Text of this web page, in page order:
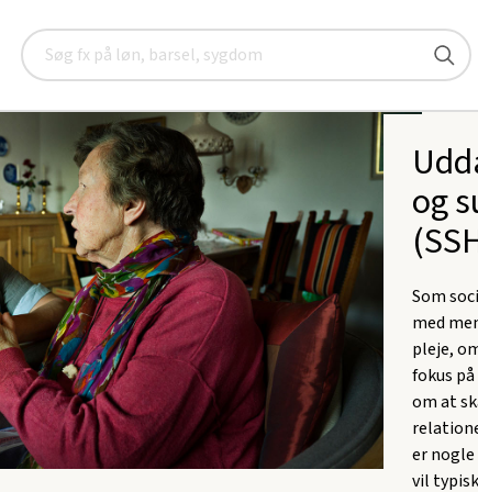
Søg
Jeg vil gerne i gang med en uddannelse Social- og
og
Som
med
pleje,
fokus
om at
er
vil